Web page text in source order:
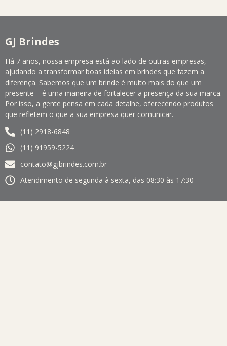
GJ Brindes
Há 7 anos, nossa empresa está ao lado de outras empresas,
ajudando a transformar boas ideias em brindes que fazem a
diferença. Sabemos que um brinde é muito mais do que um
presente – é uma maneira de fortalecer a presença da sua marca.
Por isso, a gente pensa em cada detalhe, oferecendo produtos
que refletem o que a sua empresa quer comunicar.
(11) 2918-6848
(11) 91959-5224
contato@gjbrindes.com.br
Atendimento de segunda à sexta, das 08:30 às 17:30